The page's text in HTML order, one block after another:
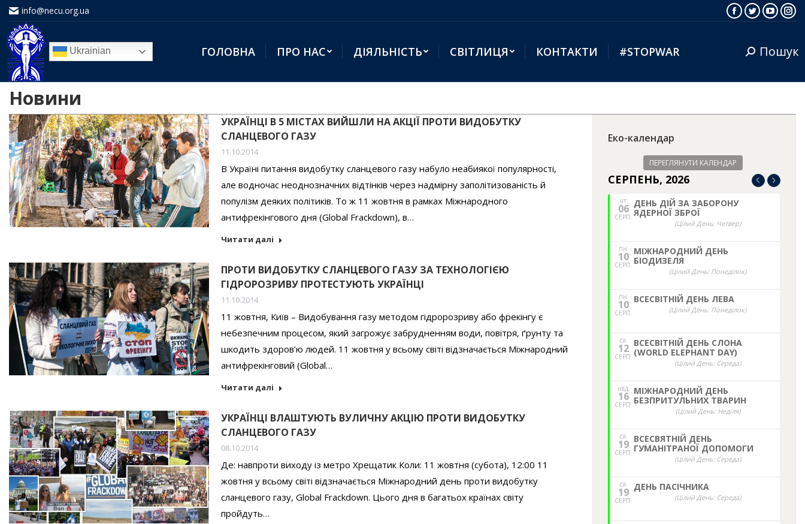
info@necu.org.ua
Facebook
Twitter
Ukrainian ГОЛОВНА ПРО НАС ДІЯЛЬНІСТЬ СВІТЛИЦЯ КОНТАКТИ #STOPWAR Search:Пошук
Новини
УКРАЇНЦІ В 5 МІСТАХ ВИЙШЛИ НА АКЦІЇ ПРОТИ ВИДОБУТКУ
СЛАНЦЕВОГО ГАЗУ
11.10.2014
В Україні питання видобутку сланцевого газу набуло неабиякої популярності,
але водночас неоднозначних відтінків через надмірну заполітизованість й
популізм деяких політиків. То ж 11 жовтня в рамках Міжнародного
антифрекінгового дня (Global Frackdown), в…
Читати далі
ПРОТИ ВИДОБУТКУ СЛАНЦЕВОГО ГАЗУ ЗА ТЕХНОЛОГІЄЮ
ГІДРОРОЗРИВУ ПРОТЕСТУЮТЬ УКРАЇНЦІ
11.10.2014
11 жовтня, Київ – Видобування газу методом гідророзриву або фрекінгу є
небезпечним процесом, який загрожує забрудненням води, повітря, ґрунту та
шкодить здоров’ю людей. 11 жовтня у всьому світі відзначається Міжнародний
антифрекінговий (Global…
Читати далі
УКРАЇНЦІ ВЛАШТУЮТЬ ВУЛИЧНУ АКЦІЮ ПРОТИ ВИДОБУТКУ
СЛАНЦЕВОГО ГАЗУ
08.10.2014
Де: навпроти виходу із метро Хрещатик Коли: 11 жовтня (субота), 12:00 11
жовтня у всьому світі відзначається Міжнародний день проти видобутку
сланцевого газу, Global Frackdown. Цього дня в багатьох країнах світу
пройдуть…
Еко-календар
ПЕРЕГЛЯНУТИ КАЛЕНДАР
СЕРПЕНЬ, 2026
ЧТ.
06
СЕРП.
ДЕНЬ ДІЙ ЗА ЗАБОРОНУ
ЯДЕРНОЇ ЗБРОЇ
(Цілий День: Четвер)
ПН.
10
СЕРП.
МІЖНАРОДНИЙ ДЕНЬ
БІОДИЗЕЛЯ
(Цілий День: Понеділок)
ПН.
10
СЕРП.
ВСЕСВІТНІЙ ДЕНЬ ЛЕВА
(Цілий День: Понеділок)
СР.
12
СЕРП.
ВСЕСВІТНІЙ ДЕНЬ СЛОНА
(WORLD ELEPHANT DAY)
(Цілий День: Середа)
НЕД,
16
СЕРП.
МІЖНАРОДНИЙ ДЕНЬ
БЕЗПРИТУЛЬНИХ ТВАРИН
(Цілий День: Неділя)
СР.
19
СЕРП.
ВСЕСВЯТНІЙ ДЕНЬ
ГУМАНІТРАНОЇ ДОПОМОГИ
(Цілий День: Середа)
СР.
19
СЕРП.
ДЕНЬ ПАСІЧНИКА
(Цілий День: Середа)